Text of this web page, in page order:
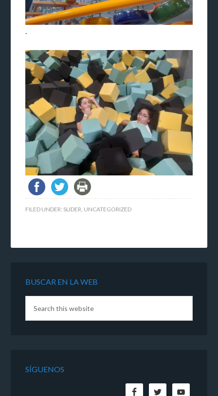
.
FILED UNDER: SLIDER UNCATEGORIZED
BUSCAR EN LA WEB
SÍGUENOS